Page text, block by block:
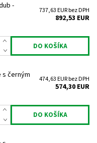
-
737,63 EUR bez DPH
892,53 EUR
s černým
474,63 EUR bez DPH
574,30 EUR